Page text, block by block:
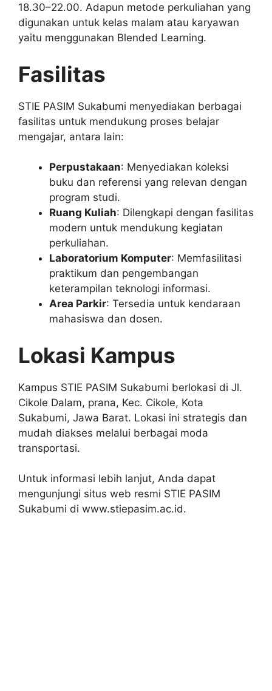
18.30–22.00. Adapun metode perkuliahan yang
digunakan untuk kelas malam atau karyawan
yaitu menggunakan Blended Learning.
Fasilitas
STIE PASIM Sukabumi menyediakan berbagai
fasilitas untuk mendukung proses belajar
mengajar, antara lain:
Perpustakaan: Menyediakan koleksi
buku dan referensi yang relevan dengan
program studi.
Ruang Kuliah: Dilengkapi dengan fasilitas
modern untuk mendukung kegiatan
perkuliahan.
Laboratorium Komputer: Memfasilitasi
praktikum dan pengembangan
keterampilan teknologi informasi.
Area Parkir: Tersedia untuk kendaraan
mahasiswa dan dosen.
Lokasi Kampus
Kampus STIE PASIM Sukabumi berlokasi di Jl.
Cikole Dalam, prana, Kec. Cikole, Kota
Sukabumi, Jawa Barat. Lokasi ini strategis dan
mudah diakses melalui berbagai moda
transportasi.
Untuk informasi lebih lanjut, Anda dapat
mengunjungi situs web resmi STIE PASIM
Sukabumi di www.stiepasim.ac.id.